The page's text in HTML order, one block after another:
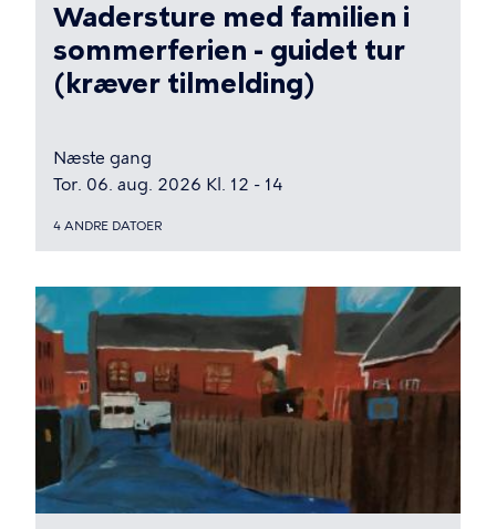
Wadersture med familien i
sommerferien - guidet tur
(kræver tilmelding)
Næste gang
Tor. 06. aug. 2026 Kl. 12 - 14
4 ANDRE DATOER